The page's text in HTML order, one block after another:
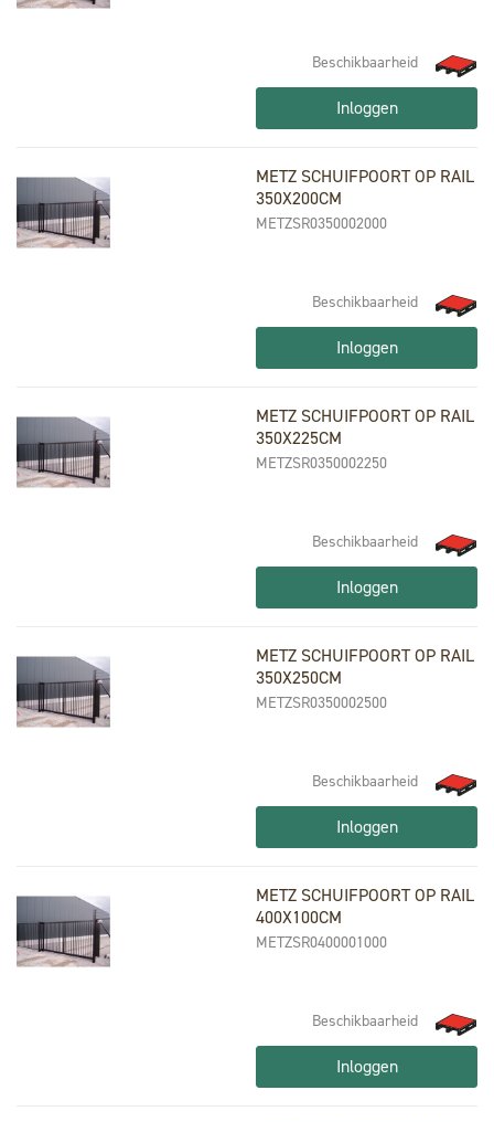
Beschikbaarheid
Inloggen
METZ SCHUIFPOORT OP RAIL
350X200CM
METZSR0350002000
Beschikbaarheid
Inloggen
METZ SCHUIFPOORT OP RAIL
350X225CM
METZSR0350002250
Beschikbaarheid
Inloggen
METZ SCHUIFPOORT OP RAIL
350X250CM
METZSR0350002500
Beschikbaarheid
Inloggen
METZ SCHUIFPOORT OP RAIL
400X100CM
METZSR0400001000
Beschikbaarheid
Inloggen